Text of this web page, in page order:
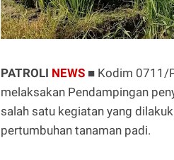
PATROLI NEWS ■ Kodim 0711/
melaksakan Pendampingan
salah satu kegiatan yang
pertumbuhan tanaman padi.